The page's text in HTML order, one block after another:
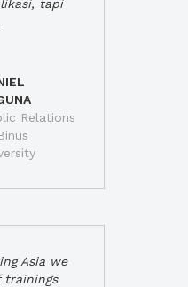
tapi
Relations
Asia we
trainings